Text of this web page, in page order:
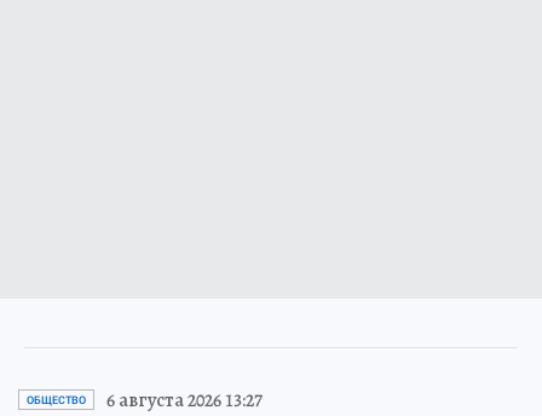
ОБЩЕСТВО 6 августа 2026 13:27